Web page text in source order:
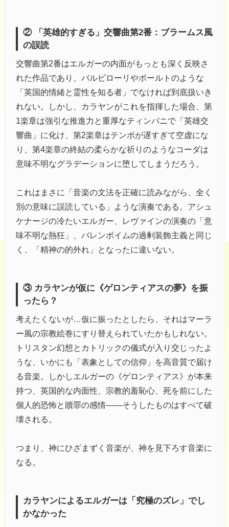
② 「英雄的すぎる」交響曲第2番：ブラームス風
の誤読
交響曲第2番はエルガーの内面がもっとも深く反映さ
れた作品であり、バルビローリやボールトのような
「英国的情緒と霊性を知る者」でなければ到底扱いき
れない。しかし、カラヤンがこれを指揮した場合、第
1楽章は強引な推進力と重厚なティンパニで「英雄交
響曲」に化け、第2楽章はテンポが遅すぎて空虚にな
り、第4楽章の終結の柔らかな祈りのようなコーダは
意味不明なグラデーションに堕してしまうだろう。
これはまさに「音楽の文法を正確に読みながら、全く
別の意味に誤読している」ような演奏である。アシュ
ケナージの冷たいエルガー、レヴァインの演奏の「意
味不明な熱狂」、バレンボイムの過剰装飾主義と同じ
く、「精神の的外れ」となったに違いない。
③ カラヤンが仮に《ゲロンティアスの夢》を振
ったら？
考えたくないが…仮に振ったとしたら、それはマーラ
ー風の宗教絵巻にすり替えられていたかもしれない。
トリスタン幻想とカトリックの儀式が入り交じったよ
うな、いかにも「表象としての信仰」を高音質で届け
る音楽。しかしエルガーの《ゲロンティアス》が本来
持つ、英国的な内面性、宗教的羞恥心、死を前にした
個人的恐怖と贖罪の感情――そうしたものはすべて破
壊される。
つまり、神にひざまずく音楽が、神を見下ろす音楽に
なる。
カラヤンによるエルガーは「究極のズレ」でし
かなかった